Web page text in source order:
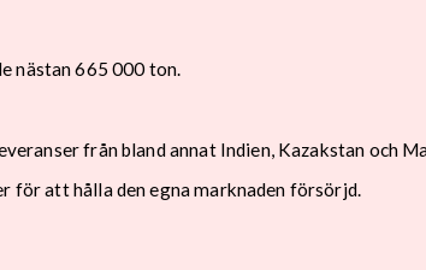
nästan 665 000 ton.
från bland annat Indien, Kazakstan och
för att hålla den egna marknaden försörjd.